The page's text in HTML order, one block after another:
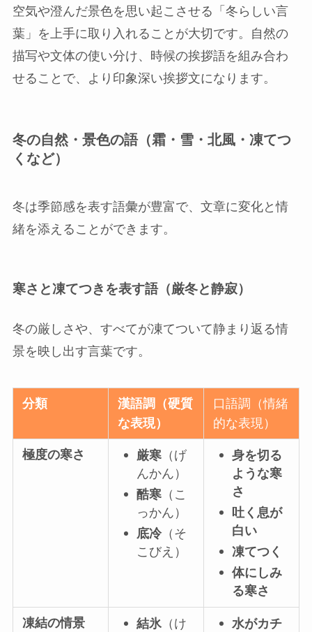
空気や澄んだ景色を思い起こさせる「冬らしい言
葉」を上手に取り入れることが大切です。自然の
描写や文体の使い分け、時候の挨拶語を組み合わ
せることで、より印象深い挨拶文になります。
冬の自然・景色の語（霜・雪・北風・凍てつ
くなど）
冬は季節感を表す語彙が豊富で、文章に変化と情
緒を添えることができます。
寒さと凍てつきを表す語（厳冬と静寂）
冬の厳しさや、すべてが凍てついて静まり返る情
景を映し出す言葉です。
分類
漢語調（硬質
な表現）
口語調（情緒
的な表現）
極度の寒さ 厳寒 （げ
んかん）
酷寒 （こ
っかん）
底冷（そ
こびえ）
身を切る
ような寒
さ
吐く息が
白い
凍てつく
体にしみ
る寒さ
凍結の情景 結氷（け 水がカチ